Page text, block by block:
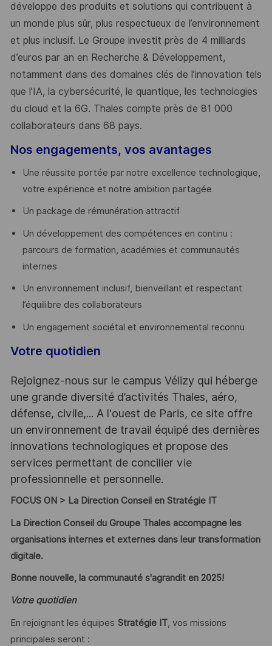
développe des produits et solutions qui contribuent à
un monde plus sûr, plus respectueux de l’environnement
et plus inclusif. Le Groupe investit près de 4 milliards
d’euros par an en Recherche & Développement,
notamment dans des domaines clés de l’innovation tels
que l’IA, la cybersécurité, le quantique, les technologies
du cloud et la 6G. Thales compte près de 81 000
collaborateurs dans 68 pays.
Nos engagements, vos avantages
Une réussite portée par notre excellence technologique,
votre expérience et notre ambition partagée
Un package de rémunération attractif
Un développement des compétences en continu :
parcours de formation, académies et communautés
internes
Un environnement inclusif, bienveillant et respectant
l’équilibre des collaborateurs
Un engagement sociétal et environnemental reconnu
Votre quotidien
Rejoignez-nous sur le campus Vélizy qui héberge
une grande diversité d’activités Thales, aéro,
défense, civile,... A l'ouest de Paris, ce site offre
un environnement de travail équipé des dernières
innovations technologiques et propose des
services permettant de concilier vie
professionnelle et personnelle.
FOCUS ON > La Direction Conseil en Stratégie IT
La Direction Conseil du Groupe Thales accompagne les
organisations internes et externes dans leur transformation
digitale.
Bonne nouvelle, la communauté s'agrandit en 2025!
Votre quotidien
En rejoignant les équipes Stratégie IT, vos missions
principales seront :